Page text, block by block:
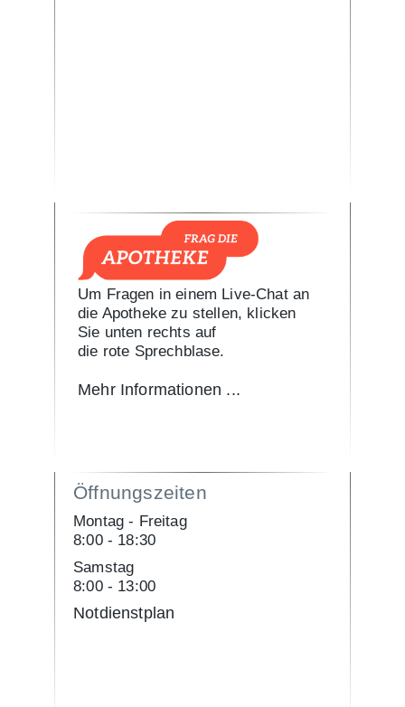
Um Fragen in einem Live-Chat an
die Apotheke zu stellen, klicken
Sie unten rechts auf
die rote Sprechblase.
Mehr Informationen ...
Öffnungszeiten
Montag - Freitag
8:00 - 18:30
Samstag
8:00 - 13:00
Notdienstplan